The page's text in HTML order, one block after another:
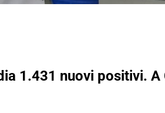
1.431 nuovi positivi. A